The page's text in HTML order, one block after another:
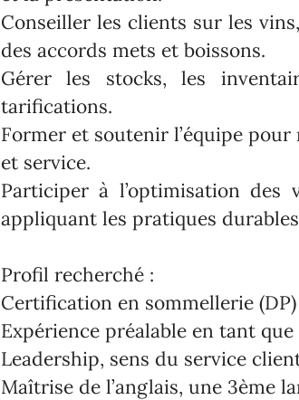
Conseiller les clients sur les
des accords mets et boissons.
Gérer les stocks, les
tarifications.
Former et soutenir l’équipe
et service.
Participer à l’optimisation
appliquant les pratiques
Profil recherché :
Certification en sommellerie
Expérience préalable en tant que
Leadership, sens du service
Maîtrise de l’anglais, une 3ème